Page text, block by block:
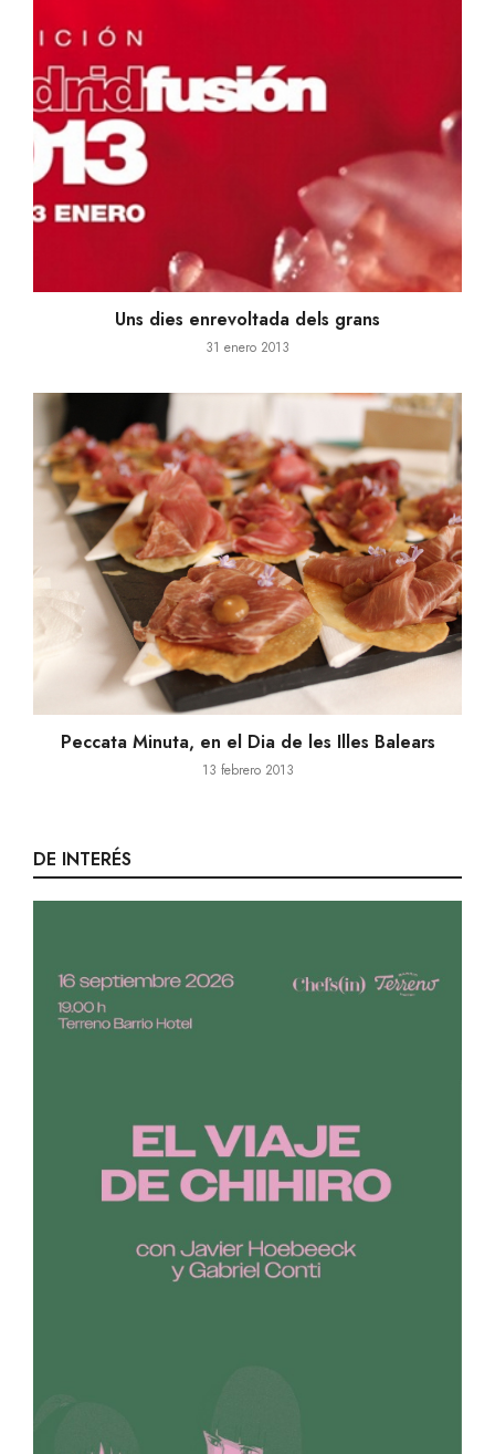
Uns dies enrevoltada dels grans
31 enero 2013
Peccata Minuta, en el Dia de les Illes Balears
13 febrero 2013
DE INTERÉS